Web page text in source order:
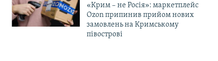
«Крим – не Росія»: маркетплейс
Ozon припинив прийом нових
замовлень на Кримському
півострові